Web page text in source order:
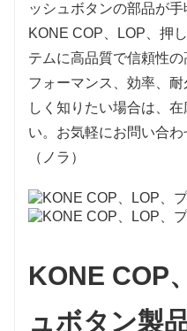
ッシュボタンの部品が手
KONE COP、LOP、押
テムに高品質で信頼性
フォーマンス、効率、
しく知りたい場合は、
い。お気軽にお問い合わ
（ノラ）
KONE COP
ュボタン製